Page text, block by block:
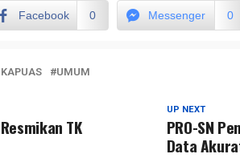
Facebook 0 Messenger 0
UMUM
UP NEXT
PRO-SN
Data
TK